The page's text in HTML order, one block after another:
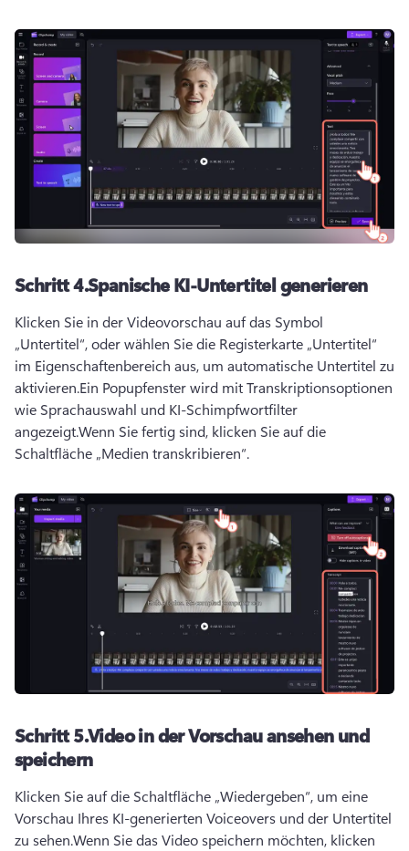
Schritt 4.Spanische KI-Untertitel generieren
Klicken Sie in der Videovorschau auf das Symbol
„Untertitel“, oder wählen Sie die Registerkarte „Untertitel“
im Eigenschaftenbereich aus, um automatische Untertitel zu
aktivieren.Ein Popupfenster wird mit Transkriptionsoptionen
wie Sprachauswahl und KI-Schimpfwortfilter
angezeigt.Wenn Sie fertig sind, klicken Sie auf die
Schaltfläche „Medien transkribieren“.
Schritt 5.Video in der Vorschau ansehen und
speichern
Klicken Sie auf die Schaltfläche „Wiedergeben“, um eine
Vorschau Ihres KI-generierten Voiceovers und der Untertitel
zu sehen.Wenn Sie das Video speichern möchten, klicken